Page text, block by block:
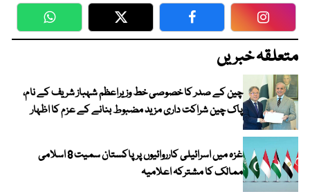
WhatsApp Twitter Facebook
متعلقہ خبریں
چین کے صدر کا خصوصی خط وزیراعظم شہباز شریف کے نام،
پاک چین شراکت داری مزید مضبوط بنانے کے عزم کا اظہار
غزہ میں اسرائیلی کارروائیوں پر پاکستان سمیت 8 اسلامی
ممالک کا مشترکہ اعلامیہ